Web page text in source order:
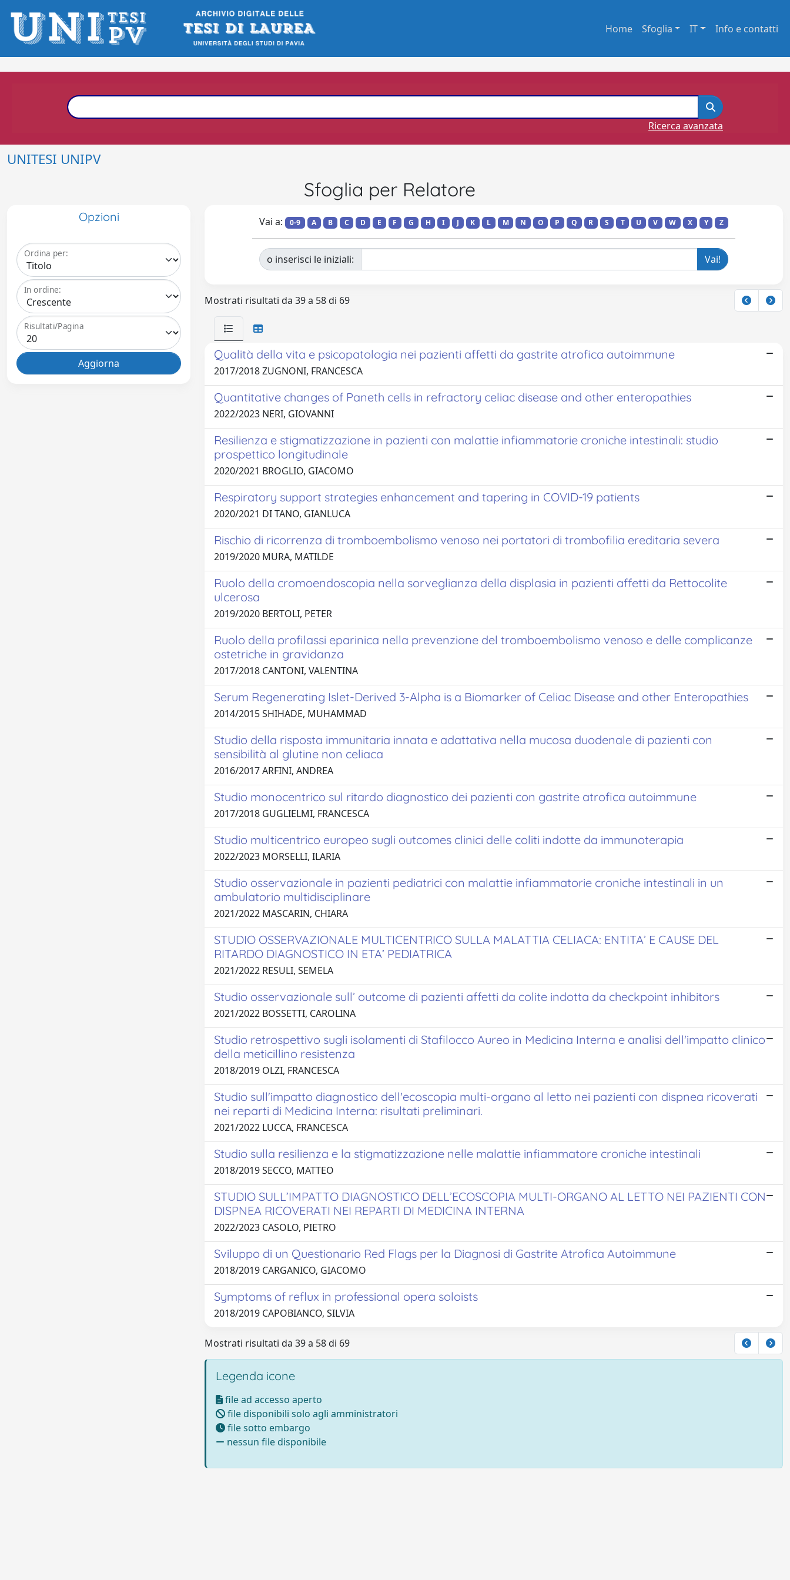
Home Sfoglia IT Info e contatti
Ricerca avanzata
UNITESI UNIPV
Sfoglia per Relatore
Opzioni
Ordina per:
In ordine:
Risultati/Pagina
Vai a: 0-9 A B C D E F G H I J K L M N O P Q R S T U V W X Y Z
o inserisci le iniziali:
Mostrati risultati da 39 a 58 di 69
Qualità della vita e psicopatologia nei pazienti affetti da gastrite atrofica autoimmune
2017/2018 ZUGNONI, FRANCESCA
Quantitative changes of Paneth cells in refractory celiac disease and other enteropathies
2022/2023 NERI, GIOVANNI
Resilienza e stigmatizzazione in pazienti con malattie infiammatorie croniche intestinali: studio
prospettico longitudinale
2020/2021 BROGLIO, GIACOMO
Respiratory support strategies enhancement and tapering in COVID-19 patients
2020/2021 DI TANO, GIANLUCA
Rischio di ricorrenza di tromboembolismo venoso nei portatori di trombofilia ereditaria severa
2019/2020 MURA, MATILDE
Ruolo della cromoendoscopia nella sorveglianza della displasia in pazienti affetti da Rettocolite
ulcerosa
2019/2020 BERTOLI, PETER
Ruolo della profilassi eparinica nella prevenzione del tromboembolismo venoso e delle complicanze
ostetriche in gravidanza
2017/2018 CANTONI, VALENTINA
Serum Regenerating Islet-Derived 3-Alpha is a Biomarker of Celiac Disease and other Enteropathies
2014/2015 SHIHADE, MUHAMMAD
Studio della risposta immunitaria innata e adattativa nella mucosa duodenale di pazienti con
sensibilità al glutine non celiaca
2016/2017 ARFINI, ANDREA
Studio monocentrico sul ritardo diagnostico dei pazienti con gastrite atrofica autoimmune
2017/2018 GUGLIELMI, FRANCESCA
Studio multicentrico europeo sugli outcomes clinici delle coliti indotte da immunoterapia
2022/2023 MORSELLI, ILARIA
Studio osservazionale in pazienti pediatrici con malattie infiammatorie croniche intestinali in un
ambulatorio multidisciplinare
2021/2022 MASCARIN, CHIARA
STUDIO OSSERVAZIONALE MULTICENTRICO SULLA MALATTIA CELIACA: ENTITA’ E CAUSE DEL
RITARDO DIAGNOSTICO IN ETA’ PEDIATRICA
2021/2022 RESULI, SEMELA
Studio osservazionale sull’ outcome di pazienti affetti da colite indotta da checkpoint inhibitors
2021/2022 BOSSETTI, CAROLINA
Studio retrospettivo sugli isolamenti di Stafilocco Aureo in Medicina Interna e analisi dell'impatto clinico
della meticillino resistenza
2018/2019 OLZI, FRANCESCA
Studio sull'impatto diagnostico dell'ecoscopia multi-organo al letto nei pazienti con dispnea ricoverati
nei reparti di Medicina Interna: risultati preliminari.
2021/2022 LUCCA, FRANCESCA
Studio sulla resilienza e la stigmatizzazione nelle malattie infiammatore croniche intestinali
2018/2019 SECCO, MATTEO
STUDIO SULL’IMPATTO DIAGNOSTICO DELL’ECOSCOPIA MULTI-ORGANO AL LETTO NEI PAZIENTI CON
DISPNEA RICOVERATI NEI REPARTI DI MEDICINA INTERNA
2022/2023 CASOLO, PIETRO
Sviluppo di un Questionario Red Flags per la Diagnosi di Gastrite Atrofica Autoimmune
2018/2019 CARGANICO, GIACOMO
Symptoms of reflux in professional opera soloists
2018/2019 CAPOBIANCO, SILVIA
Mostrati risultati da 39 a 58 di 69
Legenda icone
file ad accesso aperto
file disponibili solo agli amministratori
file sotto embargo
nessun file disponibile